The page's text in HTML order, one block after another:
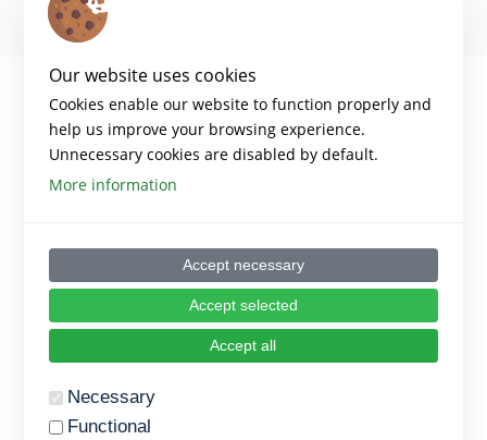
Copyright 2024 – Digiwell Platform
Disclaimer:​
Funded by the European Union. Views and opinions expressed are
however those of the author(s) only and do not necessarily reflect those
Executive Agency (EACEA). Neither the European Union nor EACEA can
Our website uses cookies
Cookies enable our website to function properly and
help us improve your browsing experience.
Unnecessary cookies are disabled by default.
More information
Accept necessary
Accept selected
Accept all
Necessary
Functional